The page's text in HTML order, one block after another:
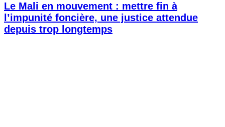
Le Mali en mouvement : mettre fin à
l’impunité foncière, une justice attendue
depuis trop longtemps